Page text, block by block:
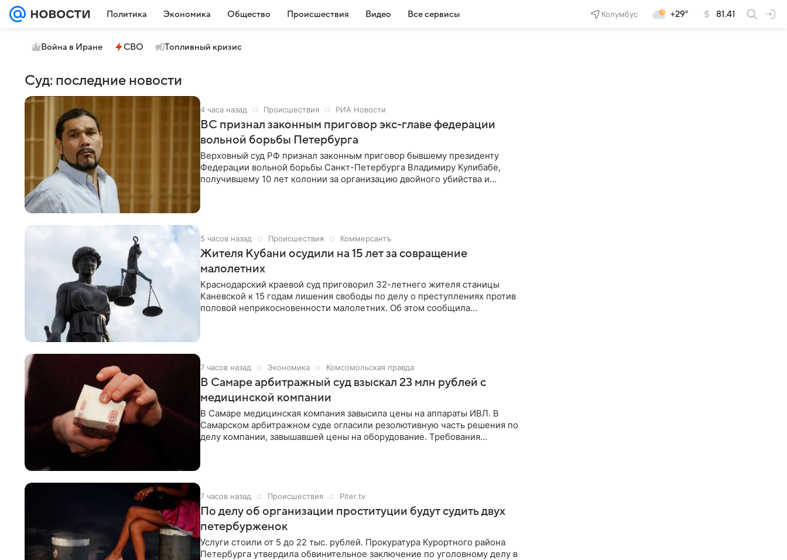
Политика Экономика Общество Происшествия Видео Все сервисы Колумбус +29° 81.41
Война в Иране СВО Топливный кризис
Суд: последние новости
4 часа назад Происшествия РИА Новости
ВС признал законным приговор экс-главе федерации
вольной борьбы Петербурга
Верховный суд РФ признал законным приговор бывшему президенту
Федерации вольной борьбы Санкт-Петербурга Владимиру Кулибабе,
получившему 10 лет колонии за организацию двойного убийства и
5 часов назад Происшествия Коммерсантъ
Жителя Кубани осудили на 15 лет за совращение
малолетних
Краснодарский краевой суд приговорил 32-летнего жителя станицы
Каневской к 15 годам лишения свободы по делу о преступлениях против
половой неприкосновенности малолетних. Об этом сообщила
7 часов назад Экономика Комсомольская правда
В Самаре арбитражный суд взыскал 23 млн рублей с
медицинской компании
В Самаре медицинская компания завысила цены на аппараты ИВЛ. В
Самарском арбитражном суде огласили резолютивную часть решения по
делу компании, завышавшей цены на оборудование. Требования
7 часов назад Происшествия Piter.tv
По делу об организации проституции будут судить двух
петербурженок
Услуги стоили от 5 до 22 тыс. рублей. Прокуратура Курортного района
Петербурга утвердила обвинительное заключение по уголовному делу в